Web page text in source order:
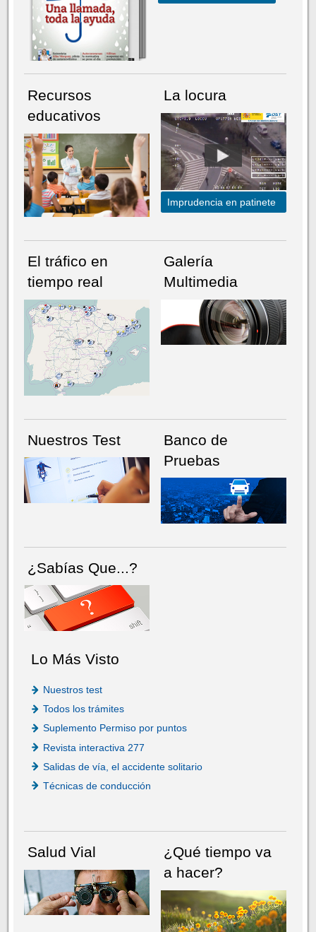
NÚMERO ACTUALHEMEROTECA
Recursos
educativos
La locura
Imprudencia en patinete
El tráfico en
tiempo real
Galería
Multimedia
Nuestros Test
Banco de
Pruebas
¿Sabías Que...?
Lo Más Visto
Nuestros test
Todos los trámites
Suplemento Permiso por puntos
Revista interactiva 277
Salidas de vía, el accidente solitario
Técnicas de conducción
Salud Vial
¿Qué tiempo va
a hacer?